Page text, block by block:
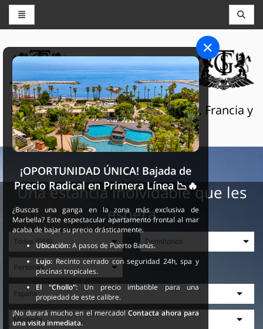
THE GRAND SELECTION
Servicios turísticos de lujo en Suiza, Francia y
España
Una estancia inolvidable que les
espera
¡OPORTUNIDAD ÚNICA! Bajada de
Precio Radical en Primera Línea 📉🔥
¿Buscas una ganga en la zona más exclusiva de
Marbella? Este espectacular apartamento frontal al mar
acaba de bajar su precio drásticamente.
Ubicación:A pasos de Puerto Banús.
Lujo: Recinto cerrado con seguridad 24h, spa y
piscinas tropicales.
El "Chollo":Un precio imbatible para una
propiedad de este calibre.
¡No durará mucho en el mercado!Contacta ahora para
una visita inmediata.